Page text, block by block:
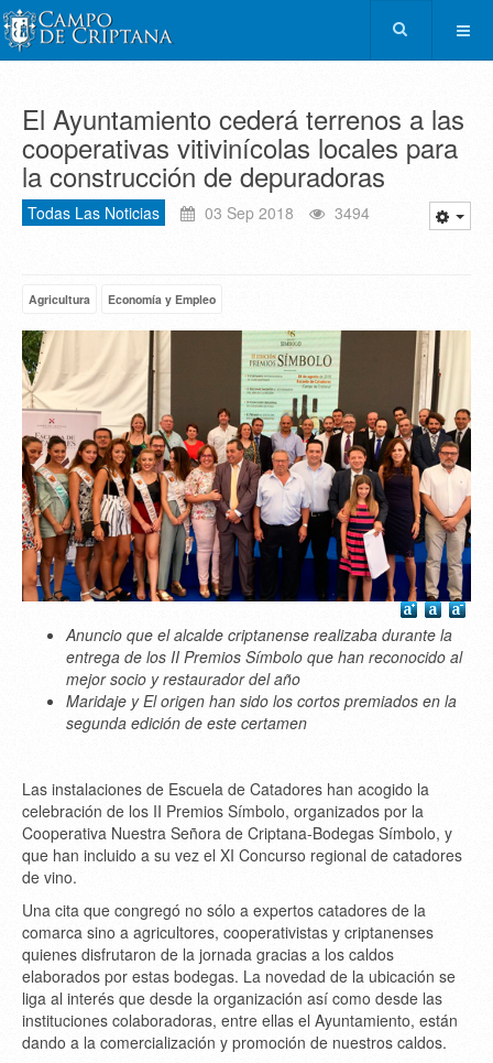
El Ayuntamiento cederá terrenos a las
cooperativas vitivinícolas locales para
la construcción de depuradoras
Todas Las Noticias 03 Sep 2018 3494
Agricultura Economía y Empleo
Anuncio que el alcalde criptanense realizaba durante la
entrega de los II Premios Símbolo que han reconocido al
mejor socio y restaurador del año
Maridaje y El origen han sido los cortos premiados en la
segunda edición de este certamen
Las instalaciones de Escuela de Catadores han acogido la
celebración de los II Premios Símbolo, organizados por la
Cooperativa Nuestra Señora de Criptana-Bodegas Símbolo, y
que han incluido a su vez el XI Concurso regional de catadores
de vino.
Una cita que congregó no sólo a expertos catadores de la
comarca sino a agricultores, cooperativistas y criptanenses
quienes disfrutaron de la jornada gracias a los caldos
elaborados por estas bodegas. La novedad de la ubicación se
liga al interés que desde la organización así como desde las
instituciones colaboradoras, entre ellas el Ayuntamiento, están
dando a la comercialización y promoción de nuestros caldos.